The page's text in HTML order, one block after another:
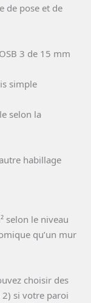
de pose et de
3 de 15 mm
simple
selon la
habillage
selon le niveau
qu’un mur
choisir des
2) si votre paroi